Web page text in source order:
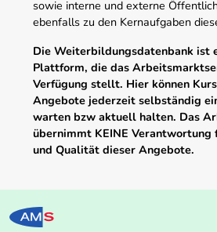
sowie interne und externe
ebenfalls zu den Kernaufgaben
Die Weiterbildungsdatenbank ist
Plattform, die das
Verfügung stellt. Hier können
Angebote jederzeit selbständig
warten bzw aktuell halten. Das
übernimmt KEINE
und Qualität dieser Angebote.